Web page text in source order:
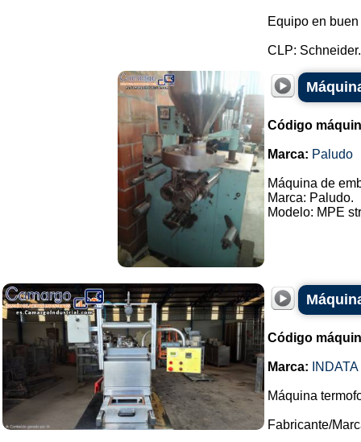
Equipo en
CLP:
Código
Marca: Paludo
Máquina de
Marca: Paludo.
Modelo: MPE
Código
Marca: INDATA
Máquina
Fabricante/